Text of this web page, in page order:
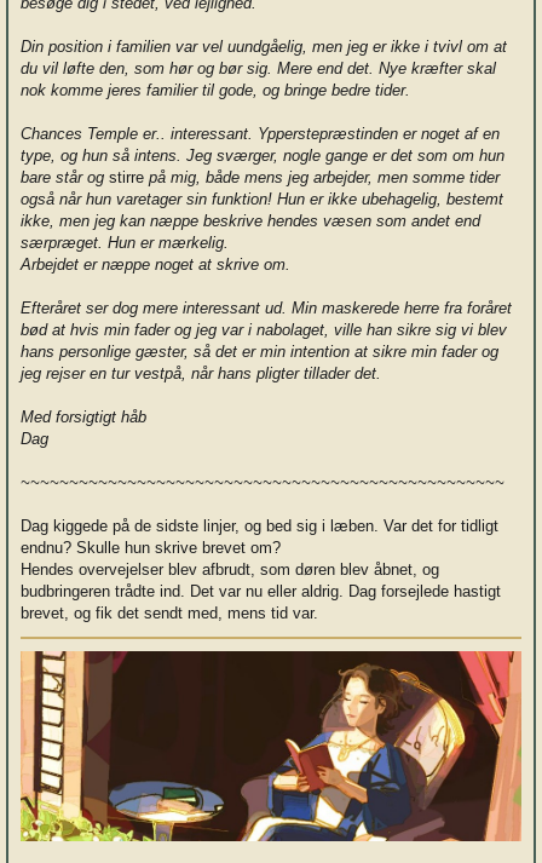
Din position i familien var vel uundgåelig, men jeg er ikke i tvivl om at
du vil løfte den, som hør og bør sig. Mere end det. Nye kræfter skal
nok komme jeres familier til gode, og bringe bedre tider.
Chances Temple er.. interessant. Ypperstepræstinden er noget af en
type, og hun så intens. Jeg sværger, nogle gange er det som om hun
bare står og stirre på mig, både mens jeg arbejder, men somme tider
også når hun varetager sin funktion! Hun er ikke ubehagelig, bestemt
ikke, men jeg kan næppe beskrive hendes væsen som andet end
særpræget. Hun er mærkelig.
Arbejdet er næppe noget at skrive om.
Efteråret ser dog mere interessant ud. Min maskerede herre fra foråret
bød at hvis min fader og jeg var i nabolaget, ville han sikre sig vi blev
hans personlige gæster, så det er min intention at sikre min fader og
jeg rejser en tur vestpå, når hans pligter tillader det.
Med forsigtigt håb
Dag
~~~~~~~~~~~~~~~~~~~~~~~~~~~~~~~~~~~~~~~~~~~~~~~~~~
Dag kiggede på de sidste linjer, og bed sig i læben. Var det for tidligt
endnu? Skulle hun skrive brevet om?
Hendes overvejelser blev afbrudt, som døren blev åbnet, og
budbringeren trådte ind. Det var nu eller aldrig. Dag forsejlede hastigt
brevet, og fik det sendt med, mens tid var.